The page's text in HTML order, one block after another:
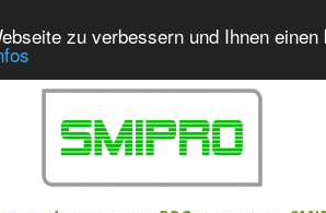
zu verbessern und Ihnen